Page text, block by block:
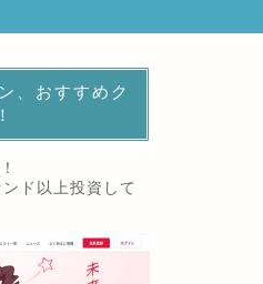
、おすすめク
ド以上投資して